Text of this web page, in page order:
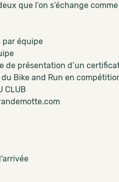
que l’on s’échange
par équipe
de présentation d’un
Bike and Run en
CLUB